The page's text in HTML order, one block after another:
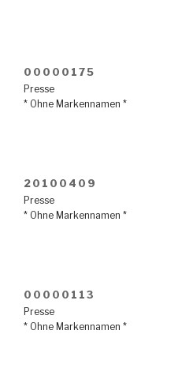
00000175
Presse
* Ohne Markennamen *
20100409
Presse
* Ohne Markennamen *
00000113
Presse
* Ohne Markennamen *